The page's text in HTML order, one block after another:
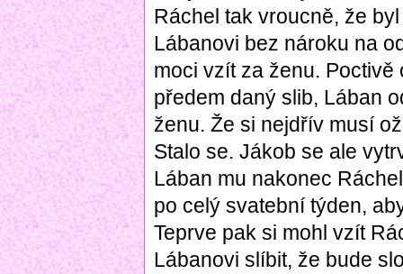
Ráchel tak vroucně, že
Lábanovi bez nároku na
moci vzít za ženu.
předem daný slib, Lában
ženu. Že si nejdřív musí
Stalo se. Jákob se ale
Lában mu nakonec
po celý svatební týden,
Teprve pak si mohl vzít
Lábanovi slíbit, že bude